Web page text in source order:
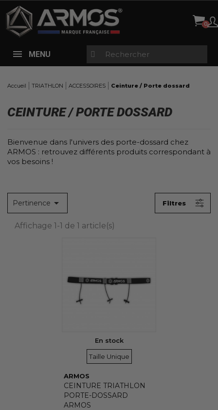
MENU
Accueil TRIATHLON ACCESSOIRES Ceinture / Porte dossard
FILTRES
Tous
PRIX
COULEURS
Aucun choix disponible pour ce groupe
EN PROMOTION
Aucun choix disponible pour ce groupe
SOUS-CATÉGORIES
Aucun choix disponible pour ce groupe
CEINTURE / PORTE DOSSARD
Bienvenue dans l'univers des porte-dossard chez
ARMOS : retrouvez différents produits correspondant à
vos besoins !
Pertinence  Filtres
Affichage 1-1 de 1 article(s)
En stock
TAILLES
Taille Unique
ARMOS
CEINTURE TRIATHLON
PORTE-DOSSARD
ARMOS
Panneau de gestion des cookies